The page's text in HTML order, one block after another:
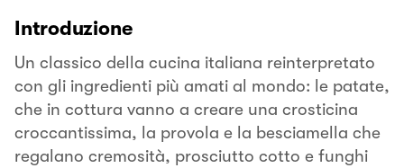
Introduzione
Un classico della cucina italiana reinterpretato
con gli ingredienti più amati al mondo: le patate,
che in cottura vanno a creare una crosticina
croccantissima, la provola e la besciamella che
regalano cremosità, prosciutto cotto e funghi